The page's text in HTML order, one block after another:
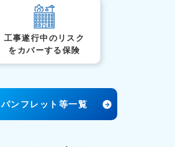
工事遂行中のリスク
をカバーする保険
パンフレット等一覧